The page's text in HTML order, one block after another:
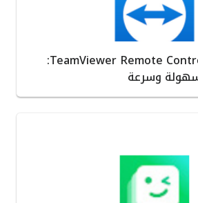
مراجعة تطبيق TeamViewer Remote Control:
وسرعة